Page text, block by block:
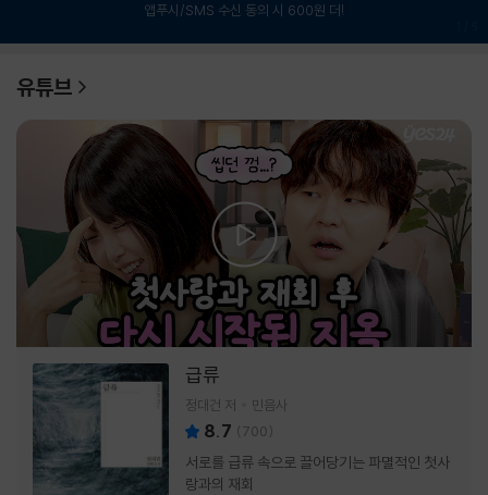
앱푸시/SMS 수신 동의 시 600원 더!
유튜브
급류
정대건 저 민음사
8.7 (700)
서로를 급류 속으로 끌어당기는 파멸적인 첫사
랑과의 재회